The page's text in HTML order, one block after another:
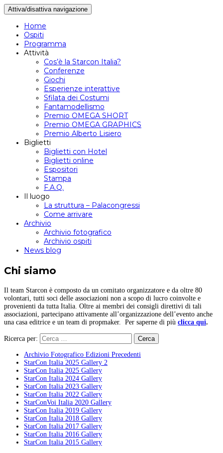
Attiva/disattiva navigazione
Home
Ospiti
Programma
Attività
Cos’è la Starcon Italia?
Conferenze
Giochi
Esperienze interattive
Sfilata dei Costumi
Fantamodellismo
Premio OMEGA SHORT
Premio OMEGA GRAPHICS
Premio Alberto Lisiero
Biglietti
Biglietti con Hotel
Biglietti online
Espositori
Stampa
F.A.Q.
Il luogo
La struttura – Palacongressi
Come arrivare
Archivio
Archivio fotografico
Archivio ospiti
News blog
Chi siamo
Il team Starcon è composto da un comitato organizzatore e da oltre 80
volontari, tutti soci delle associazioni non a scopo di lucro coinvolte e
provenienti da tutta Italia. Oltre ai membri dei consigli direttivi di tali
associazioni, partecipano attivamente all’organizzazione dell’evento anche
una casa editrice e un team di propmaker. Per saperne di più clicca qui.
Ricerca per:
Archivio Fotografico Edizioni Precedenti
StarCon Italia 2025 Gallery 2
StarCon Italia 2025 Gallery
StarCon Italia 2024 Gallery
StarCon Italia 2023 Gallery
StarCon Italia 2022 Gallery
StarConVoi Italia 2020 Gallery
StarCon Italia 2019 Gallery
StarCon Italia 2018 Gallery
StarCon Italia 2017 Gallery
StarCon Italia 2016 Gallery
StarCon Italia 2015 Gallery